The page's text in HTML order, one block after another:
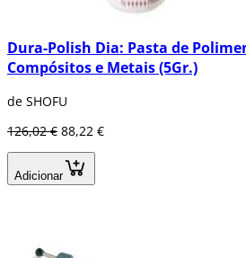
Dura-Polish Dia: Pasta de
Compósitos e Metais (5Gr.)
de SHOFU
126,02 € 88,22 €
Adicionar